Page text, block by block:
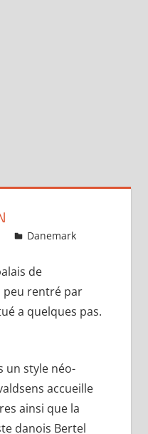
Danemark
de
peu rentré par
a quelques pas.
un style néo-
accueille
ainsi que la
danois Bertel